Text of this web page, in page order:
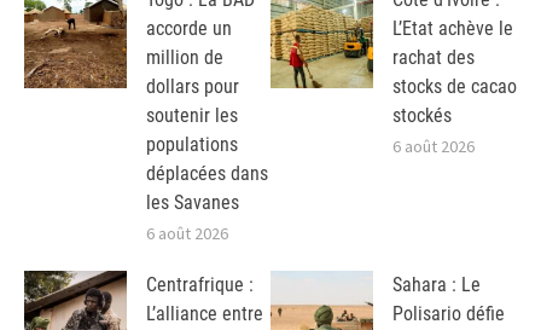
accorde un
million de
dollars pour
soutenir les
populations
déplacées dans
les Savanes
6 août 2026
L’Etat achève le
rachat des
stocks de cacao
stockés
6 août 2026
Centrafrique :
L’alliance entre
Sahara : Le
Polisario défie